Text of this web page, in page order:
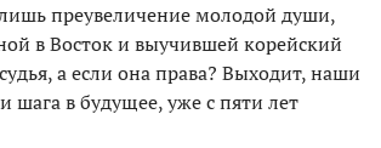
преувеличение молодой души,
в Восток и выучившей корейский
а если она права? Выходит, наши
шага в будущее, уже с пяти лет